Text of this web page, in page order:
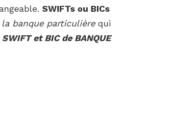
SWIFTs ou BICs
banque particulière qui
et BIC de BANQUE